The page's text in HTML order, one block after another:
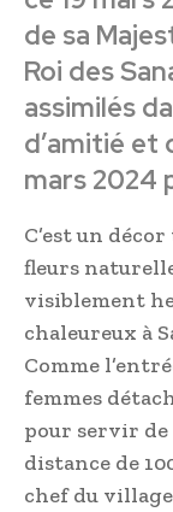
de sa
Roi des
assimilés
d’amitié et
mars 2024
C’est un
fleurs
visiblement
chaleureux à
Comme
femmes
pour servir de
distance de
chef du